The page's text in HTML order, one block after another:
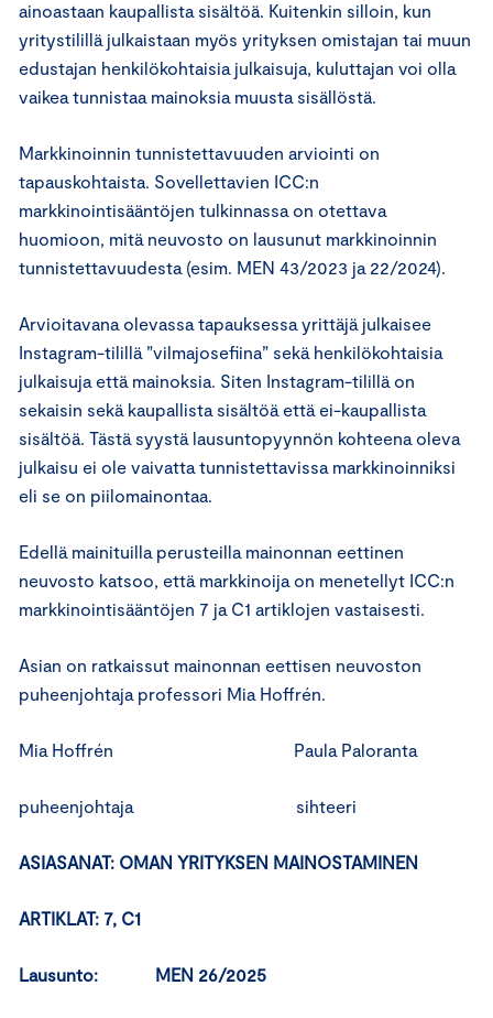
ainoastaan kaupallista sisältöä. Kuitenkin silloin, kun
yritystilillä julkaistaan myös yrityksen omistajan tai muun
edustajan henkilökohtaisia julkaisuja, kuluttajan voi olla
vaikea tunnistaa mainoksia muusta sisällöstä.
Markkinoinnin tunnistettavuuden arviointi on
tapauskohtaista. Sovellettavien ICC:n
markkinointisääntöjen tulkinnassa on otettava
huomioon, mitä neuvosto on lausunut markkinoinnin
tunnistettavuudesta (esim. MEN 43/2023 ja 22/2024).
Arvioitavana olevassa tapauksessa yrittäjä julkaisee
Instagram-tilillä ”vilmajosefiina” sekä henkilökohtaisia
julkaisuja että mainoksia. Siten Instagram-tilillä on
sekaisin sekä kaupallista sisältöä että ei-kaupallista
sisältöä. Tästä syystä lausuntopyynnön kohteena oleva
julkaisu ei ole vaivatta tunnistettavissa markkinoinniksi
eli se on piilomainontaa.
Edellä mainituilla perusteilla mainonnan eettinen
neuvosto katsoo, että markkinoija on menetellyt ICC:n
markkinointisääntöjen 7 ja C1 artiklojen vastaisesti.
Asian on ratkaissut mainonnan eettisen neuvoston
puheenjohtaja professori Mia Hoffrén.
Mia Hoffrén Paula Paloranta
puheenjohtaja sihteeri
ASIASANAT: OMAN YRITYKSEN MAINOSTAMINEN
ARTIKLAT: 7, C1
Lausunto: MEN 26/2025